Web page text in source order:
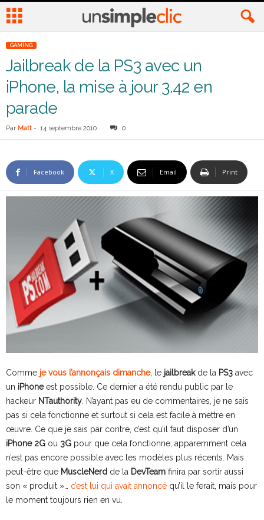
GAMING
Jailbreak de la PS3 avec un
iPhone, la mise à jour 3.42 en
parade
Par Matt - 14 septembre 2010 0
Facebook X Email Print
Comme je vous l’annonçais dimanche, le jailbreakde la PS3 avec
un iPhoneest possible. Ce dernier a été rendu public par le
hackeur NTauthority . N’ayant pas eu de commentaires, je ne sais
pas si cela fonctionne et surtout si cela est facile à mettre en
œuvre. Ce que je sais par contre, c’est qu’il faut disposer d’un
iPhone 2G ou 3G pour que cela fonctionne, apparemment cela
n’est pas encore possible avec les modèles plus récents. Mais
peut-être que MuscleNerd de la DevTeam finira par sortir aussi
son « produit »… c’est lui qui avait annoncé qu’il le ferait, mais pour
le moment toujours rien en vu.